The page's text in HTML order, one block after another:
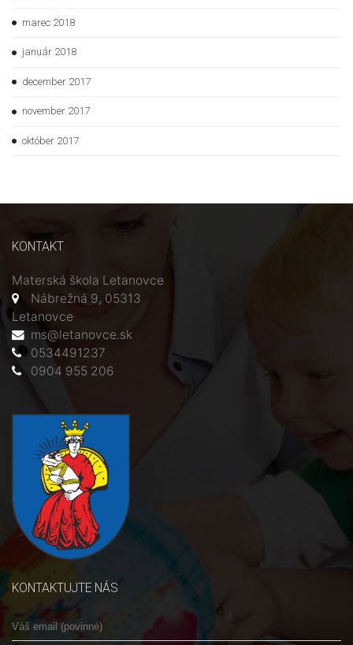
marec 2018
január 2018
december 2017
november 2017
október 2017
KONTAKT
Materská škola Letanovce
Nábrežná 9, 05313
Letanovce
ms@letanovce.sk
0534491237
0904 955 206
KONTAKTUJTE NÁS